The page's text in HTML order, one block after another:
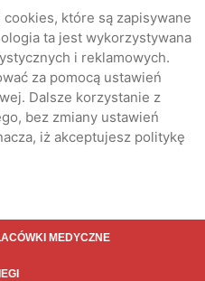
które są zapisywane
ta jest wykorzystywana
i reklamowych.
za pomocą ustawień
Dalsze korzystanie z
bez zmiany ustawień
iż akceptujesz politykę
MEDYCZNE